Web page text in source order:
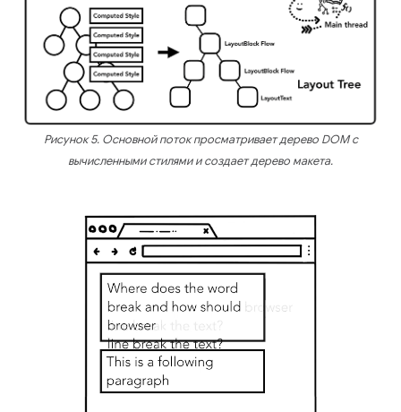
Рисунок 5. Основной поток просматривает дерево DOM с
вычисленными стилями и создает дерево макета.